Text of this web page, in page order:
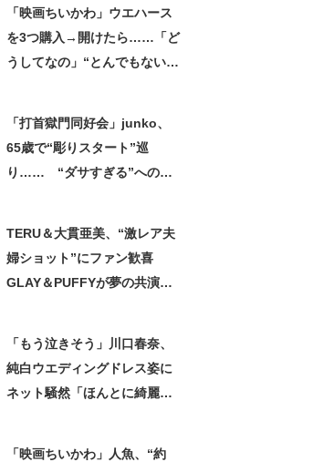
「映画ちいかわ」ウエハース
を3つ購入→開けたら……「ど
うしてなの」“とんでもない中
「打首獄門同好会」junko、
65歳で“彫りスタート”巡
り…… “ダサすぎる”への持
TERU＆大貫亜美、“激レア夫
婦ショット”にファン歓喜
GLAY＆PUFFYが夢の共演
「もう泣きそう」川口春奈、
純白ウエディングドレス姿に
ネット騒然「ほんとに綺麗」
「映画ちいかわ」人魚、“約